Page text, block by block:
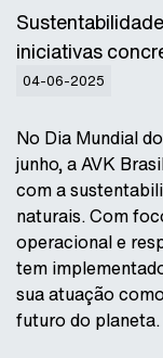
iniciativas
04-06-2025
No Dia Mundial
junho, a AVK
com a
naturais. Com
operacional e
tem
sua atuação
futuro do planeta.